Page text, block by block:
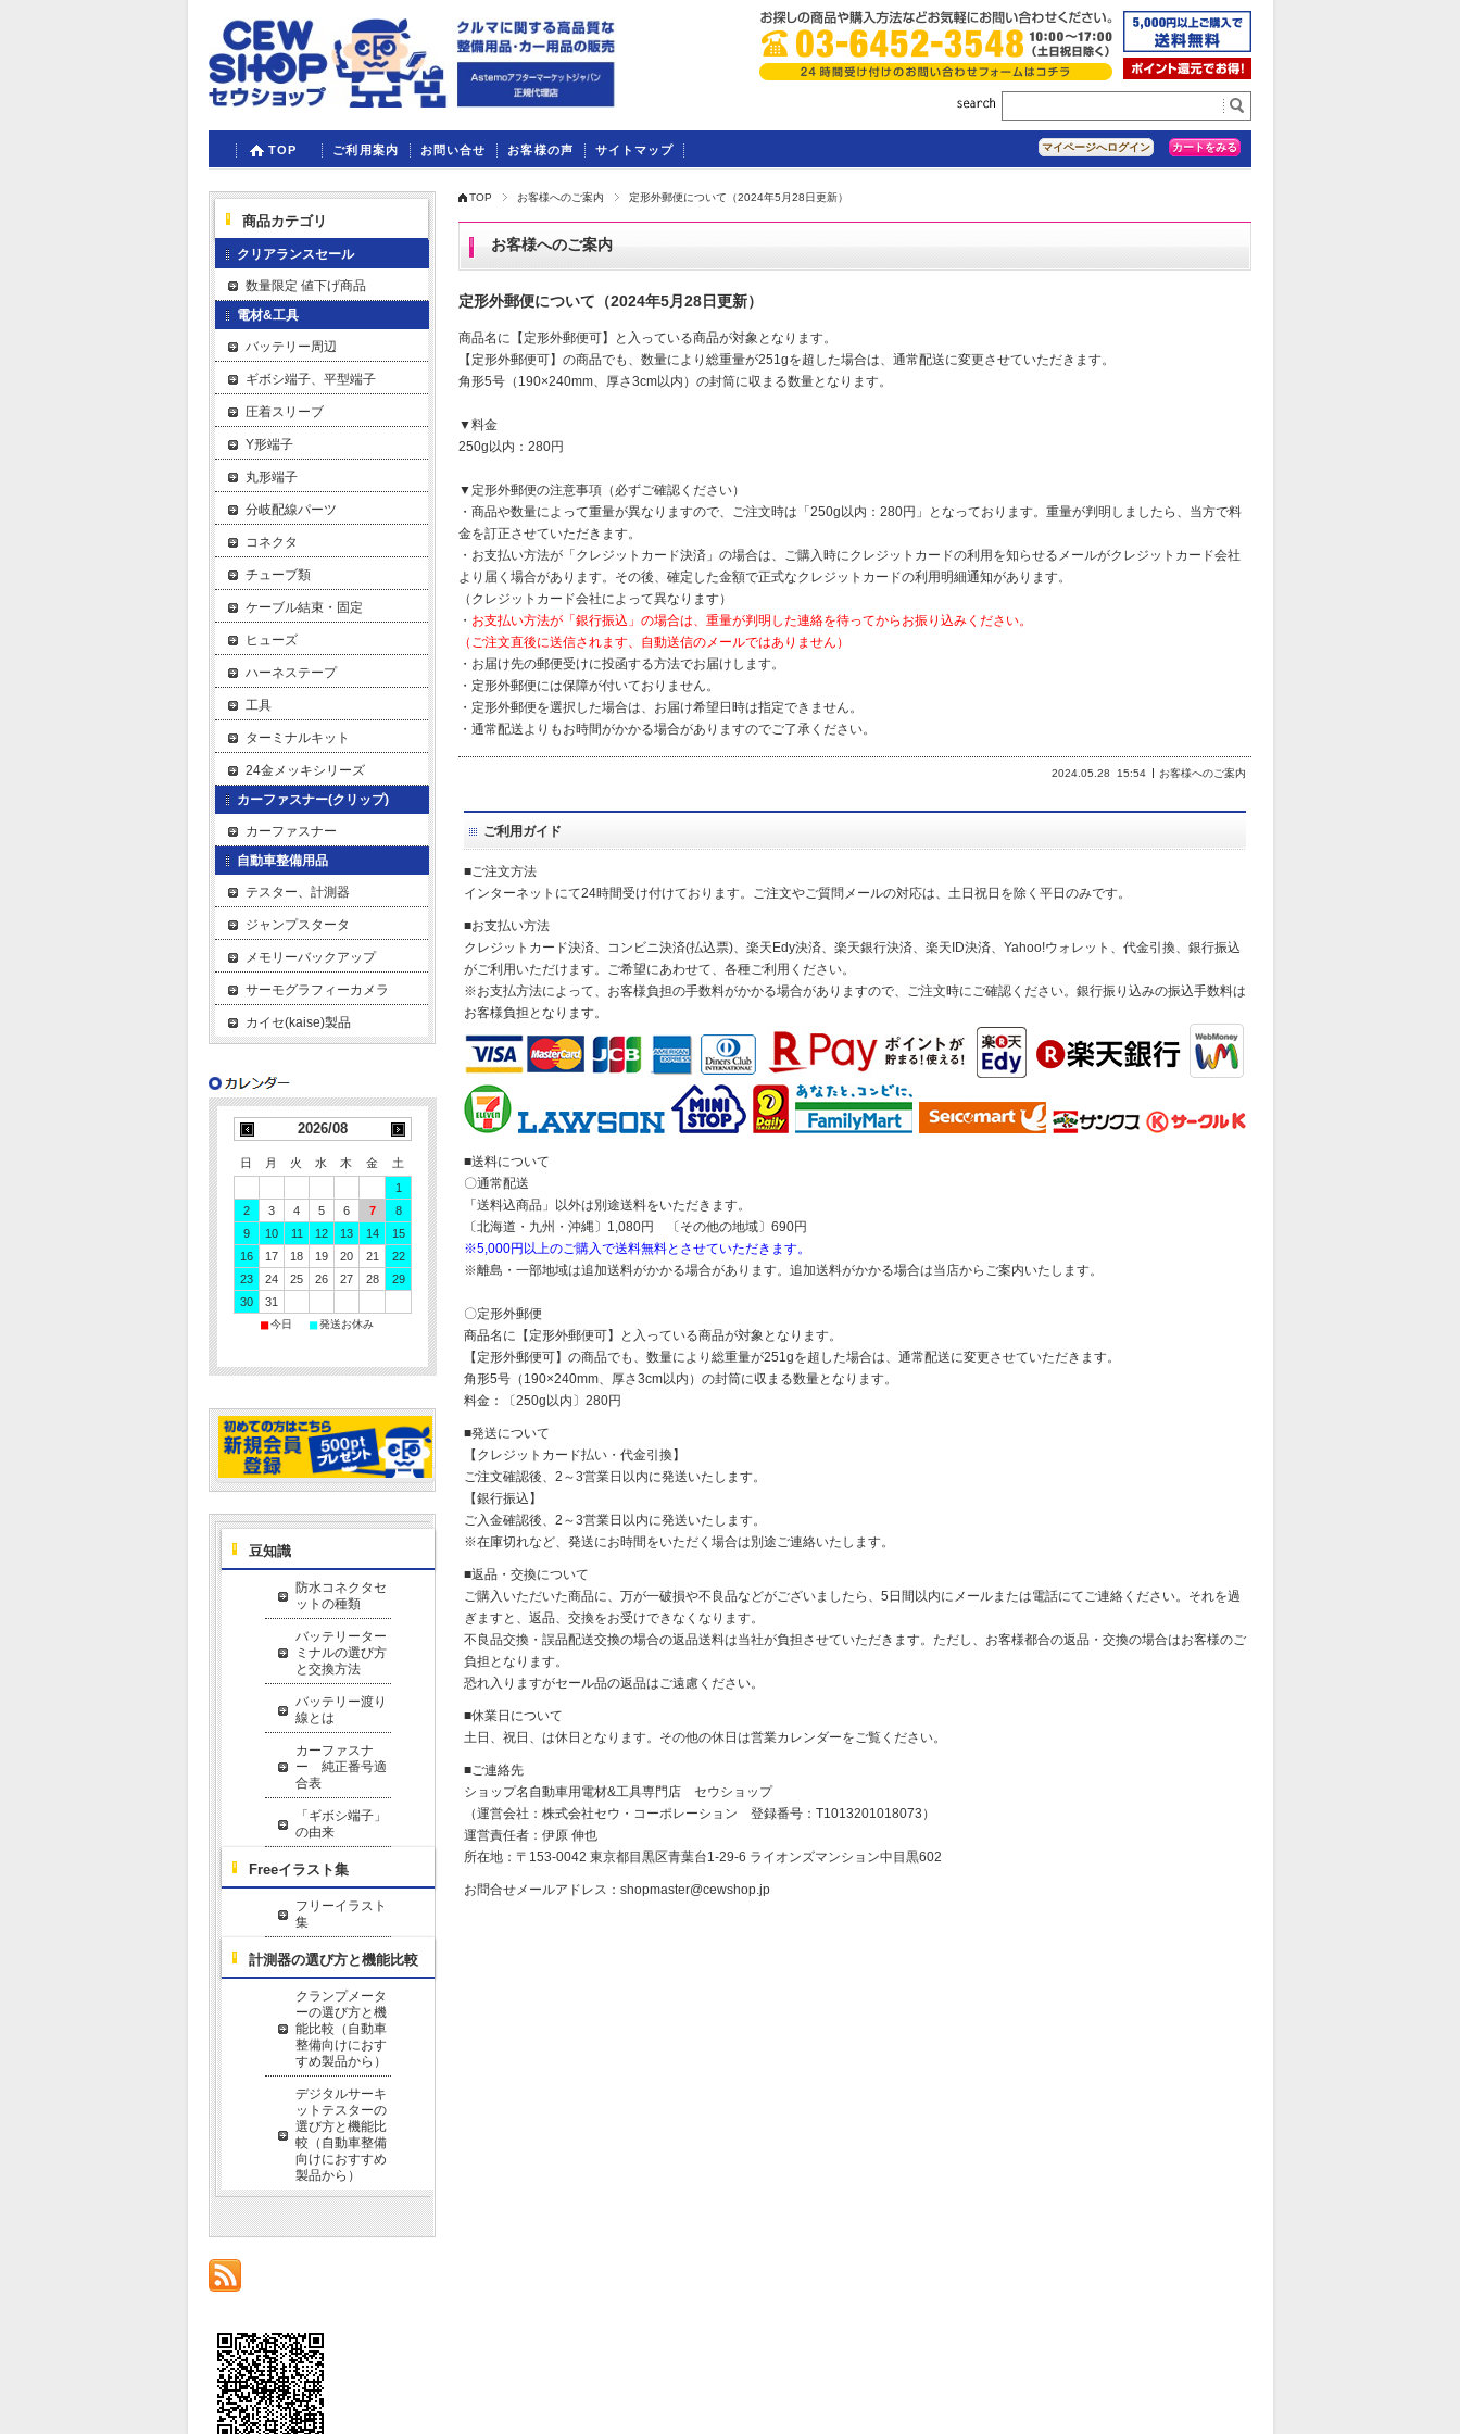
マイページへログイン カートをみる
TOP ご利用案内 お問い合せ お客様の声 サイトマップ
TOP お客様へのご案内 定形外郵便について（2024年5月28日更新）
お客様へのご案内
定形外郵便について（2024年5月28日更新）
商品名に【定形外郵便可】と入っている商品が対象となります。
【定形外郵便可】の商品でも、数量により総重量が251gを超した場合は、通常配送に変更させていただきます。
角形5号（190×240mm、厚さ3cm以内）の封筒に収まる数量となります。
▼料金
250g以内：280円
▼定形外郵便の注意事項（必ずご確認ください）
・商品や数量によって重量が異なりますので、ご注文時は「250g以内：280円」となっております。重量が判明しましたら、当方で料
金を訂正させていただきます。
・お支払い方法が「クレジットカード決済」の場合は、ご購入時にクレジットカードの利用を知らせるメールがクレジットカード会社
より届く場合があります。その後、確定した金額で正式なクレジットカードの利用明細通知があります。
（クレジットカード会社によって異なります）
・ お支払い方法が「銀行振込」の場合は、重量が判明した連絡を待ってからお振り込みください。
（ご注文直後に送信されます、自動送信のメールではありません）
・お届け先の郵便受けに投函する方法でお届けします。
・定形外郵便には保障が付いておりません。
・定形外郵便を選択した場合は、お届け希望日時は指定できません。
・通常配送よりもお時間がかかる場合がありますのでご了承ください。
2024.05.28 15:54 お客様へのご案内
ご利用ガイド
■ご注文方法
インターネットにて24時間受け付けております。ご注文やご質問メールの対応は、土日祝日を除く平日のみです。
■お支払い方法
クレジットカード決済、コンビニ決済(払込票)、楽天Edy決済、楽天銀行決済、楽天ID決済、Yahoo!ウォレット、代金引換、銀行振込
がご利用いただけます。ご希望にあわせて、各種ご利用ください。
※お支払方法によって、お客様負担の手数料がかかる場合がありますので、ご注文時にご確認ください。銀行振り込みの振込手数料は
お客様負担となります。
■送料について
〇通常配送
「送料込商品」以外は別途送料をいただきます。
〔北海道・九州・沖縄〕1,080円 〔その他の地域〕690円
※5,000円以上のご購入で送料無料とさせていただきます。
※離島・一部地域は追加送料がかかる場合があります。追加送料がかかる場合は当店からご案内いたします。
〇定形外郵便
商品名に【定形外郵便可】と入っている商品が対象となります。
【定形外郵便可】の商品でも、数量により総重量が251gを超した場合は、通常配送に変更させていただきます。
角形5号（190×240mm、厚さ3cm以内）の封筒に収まる数量となります。
料金：〔250g以内〕280円
■発送について
【クレジットカード払い・代金引換】
ご注文確認後、2～3営業日以内に発送いたします。
【銀行振込】
ご入金確認後、2～3営業日以内に発送いたします。
※在庫切れなど、発送にお時間をいただく場合は別途ご連絡いたします。
■返品・交換について
ご購入いただいた商品に、万が一破損や不良品などがございましたら、5日間以内にメールまたは電話にてご連絡ください。それを過
ぎますと、返品、交換をお受けできなくなります。
不良品交換・誤品配送交換の場合の返品送料は当社が負担させていただきます。ただし、お客様都合の返品・交換の場合はお客様のご
負担となります。
恐れ入りますがセール品の返品はご遠慮ください。
■休業日について
土日、祝日、は休日となります。その他の休日は営業カレンダーをご覧ください。
■ご連絡先
ショップ名自動車用電材&工具専門店 セウショップ
（運営会社：株式会社セウ・コーポレーション 登録番号：T1013201018073）
運営責任者：伊原 伸也
所在地：〒153-0042 東京都目黒区青葉台1-29-6 ライオンズマンション中目黒602
お問合せメールアドレス： shopmaster@cewshop.jp
商品カテゴリ
クリアランスセール
数量限定 値下げ商品
電材&工具
バッテリー周辺
ギボシ端子、平型端子
圧着スリーブ
Y形端子
丸形端子
分岐配線パーツ
コネクタ
チューブ類
ケーブル結束・固定
ヒューズ
ハーネステープ
工具
ターミナルキット
24金メッキシリーズ
カーファスナー(クリップ)
カーファスナー
自動車整備用品
テスター、計測器
ジャンプスタータ
メモリーバックアップ
サーモグラフィーカメラ
カイセ(kaise)製品
2026/08
日 月 火 水 木 金
土
1
2
3 4 5 6 7
8
9
10 11 12 13 14
15
16
17 18 19 20 21
22
23
24 25 26 27 28
29
30
31
■今日 ■発送お休み
豆知識
防水コネクタセ
ットの種類
バッテリーター
ミナルの選び方
と交換方法
バッテリー渡り
線とは
カーファスナ
ー 純正番号適
合表
「ギボシ端子」
の由来
Freeイラスト集
フリーイラスト
集
計測器の選び方と機能比較
クランプメータ
ーの選び方と機
能比較（自動車
整備向けにおす
すめ製品から）
デジタルサーキ
ットテスターの
選び方と機能比
較（自動車整備
向けにおすすめ
製品から）